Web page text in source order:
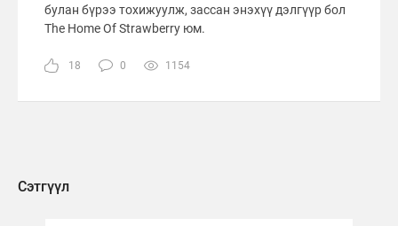
булан бүрээ тохижуулж, зассан энэхүү дэлгүүр бол
The Home Of Strawberry юм.
18 0 1154
Сэтгүүл